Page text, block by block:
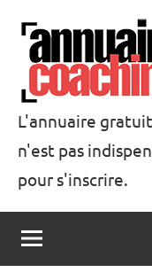
contenu
Annuaire
Coaching
L'annuaire
n'est pas
pour s'inscrire.